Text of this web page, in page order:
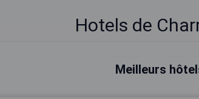
Hotels de
Meilleurs